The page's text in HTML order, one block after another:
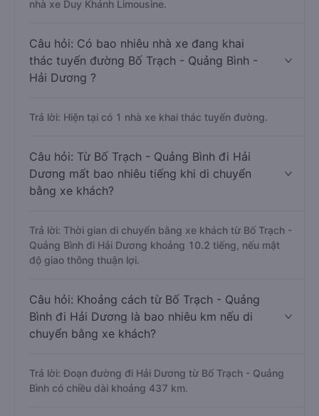
nhà xe Duy Khánh Limousine.
Câu hỏi: Có bao nhiêu nhà xe đang khai
thác tuyến đường Bố Trạch - Quảng Bình -
Hải Dương ?
Trả lời: Hiện tại có 1 nhà xe khai thác tuyến đường.
Câu hỏi: Từ Bố Trạch - Quảng Bình đi Hải
Dương mất bao nhiêu tiếng khi di chuyển
bằng xe khách?
Trả lời: Thời gian di chuyển bằng xe khách từ Bố Trạch -
Quảng Bình đi Hải Dương khoảng 10.2 tiếng, nếu mật
độ giao thông thuận lợi.
Câu hỏi: Khoảng cách từ Bố Trạch - Quảng
Bình đi Hải Dương là bao nhiêu km nếu di
chuyển bằng xe khách?
Trả lời: Đoạn đường đi Hải Dương từ Bố Trạch - Quảng
Bình có chiều dài khoảng 437 km.